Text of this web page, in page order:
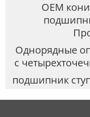
OEM
Однорядные
с
подшипник